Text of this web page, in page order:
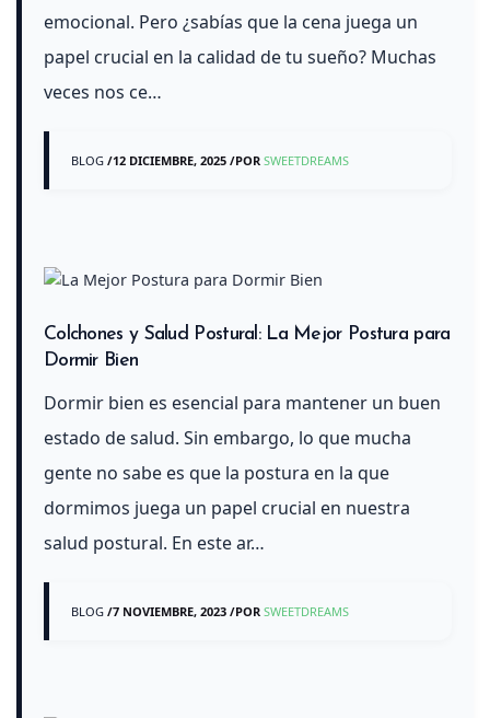
emocional. Pero ¿sabías que la cena juega un
papel crucial en la calidad de tu sueño? Muchas
veces nos ce…
BLOG /12 DICIEMBRE, 2025 /POR SWEETDREAMS
Colchones y Salud Postural: La Mejor Postura para
Dormir Bien
Dormir bien es esencial para mantener un buen
estado de salud. Sin embargo, lo que mucha
gente no sabe es que la postura en la que
dormimos juega un papel crucial en nuestra
salud postural. En este ar…
BLOG /7 NOVIEMBRE, 2023 /POR SWEETDREAMS